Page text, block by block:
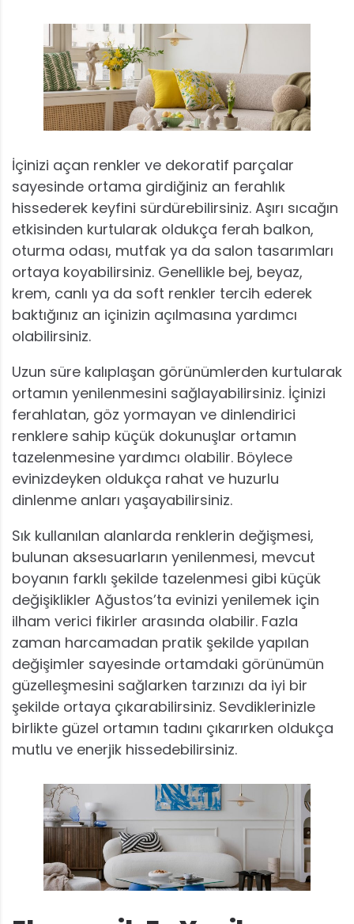
İçinizi açan renkler ve dekoratif parçalar
sayesinde ortama girdiğiniz an ferahlık
hissederek keyfini sürdürebilirsiniz. Aşırı sıcağın
etkisinden kurtularak oldukça ferah balkon,
oturma odası, mutfak ya da salon tasarımları
ortaya koyabilirsiniz. Genellikle bej, beyaz,
krem, canlı ya da soft renkler tercih ederek
baktığınız an içinizin açılmasına yardımcı
olabilirsiniz.
Uzun süre kalıplaşan görünümlerden kurtularak
ortamın yenilenmesini sağlayabilirsiniz. İçinizi
ferahlatan, göz yormayan ve dinlendirici
renklere sahip küçük dokunuşlar ortamın
tazelenmesine yardımcı olabilir. Böylece
evinizdeyken oldukça rahat ve huzurlu
dinlenme anları yaşayabilirsiniz.
Sık kullanılan alanlarda renklerin değişmesi,
bulunan aksesuarların yenilenmesi, mevcut
boyanın farklı şekilde tazelenmesi gibi küçük
değişiklikler Ağustos’ta evinizi yenilemek için
ilham verici fikirler arasında olabilir. Fazla
zaman harcamadan pratik şekilde yapılan
değişimler sayesinde ortamdaki görünümün
güzelleşmesini sağlarken tarzınızı da iyi bir
şekilde ortaya çıkarabilirsiniz. Sevdiklerinizle
birlikte güzel ortamın tadını çıkarırken oldukça
mutlu ve enerjik hissedebilirsiniz.